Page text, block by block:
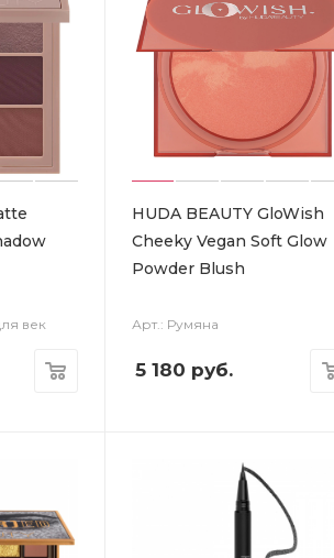
век
HUDA BEAUTY GloWish
Cheeky Vegan Soft Glow
Powder Blush
Арт.: Румяна
5 180 руб.